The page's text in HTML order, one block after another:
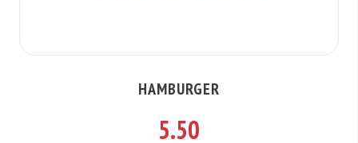
HAMBURGER
5.50